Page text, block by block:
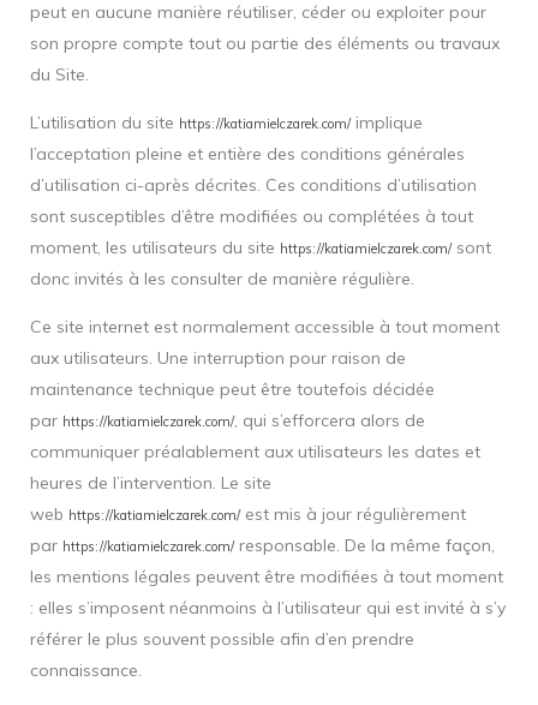
peut en aucune manière réutiliser, céder ou exploiter pour
son propre compte tout ou partie des éléments ou travaux
du Site.
L’utilisation du site https://katiamielczarek.com/implique
l’acceptation pleine et entière des conditions générales
d’utilisation ci-après décrites. Ces conditions d’utilisation
sont susceptibles d’être modifiées ou complétées à tout
moment, les utilisateurs du site https://katiamielczarek.com/sont
donc invités à les consulter de manière régulière.
Ce site internet est normalement accessible à tout moment
aux utilisateurs. Une interruption pour raison de
maintenance technique peut être toutefois décidée
par https://katiamielczarek.com/, qui s’efforcera alors de
communiquer préalablement aux utilisateurs les dates et
heures de l’intervention. Le site
web https://katiamielczarek.com/est mis à jour régulièrement
par https://katiamielczarek.com/responsable. De la même façon,
les mentions légales peuvent être modifiées à tout moment
: elles s’imposent néanmoins à l’utilisateur qui est invité à s’y
référer le plus souvent possible afin d’en prendre
connaissance.